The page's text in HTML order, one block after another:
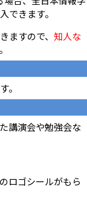
できます。
ますので、 知人な
。
講演会や勉強会な
ロゴシールがもら